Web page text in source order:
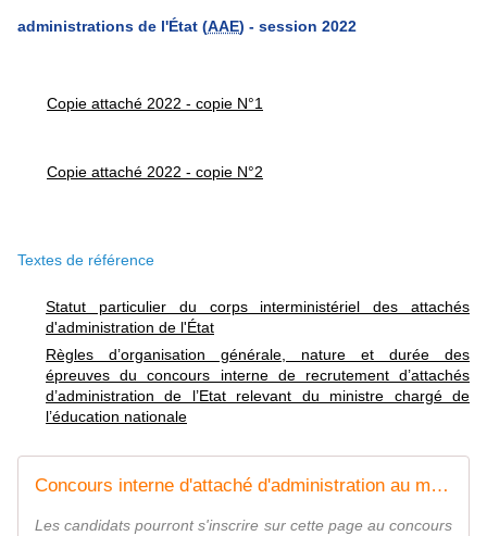
administrations de l'État (AAE) - session 2022
Copie attaché 2022 - copie N°1
Copie attaché 2022 - copie N°2
Textes de référence
Statut particulier du corps interministériel des attachés
d'administration de l'État
Règles d’organisation générale, nature et durée des
épreuves du concours interne de recrutement d’attachés
d’administration de l’Etat relevant du ministre chargé de
l’éducation nationale
Concours interne d'attaché d'administration au ministère de l'Éducation nationale
Les candidats pourront s'inscrire sur cette page au concours